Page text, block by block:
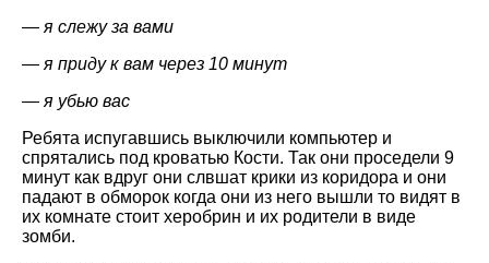
— я слежу за вами
— я приду к вам через 10 минут
— я убью вас
Ребята испугавшись выключили компьютер и
спрятались под кроватью Кости. Так они проседели 9
минут как вдруг они слвшат крики из коридора и они
падают в обморок когда они из него вышли то видят в
их комнате стоит херобрин и их родители в виде
зомби.